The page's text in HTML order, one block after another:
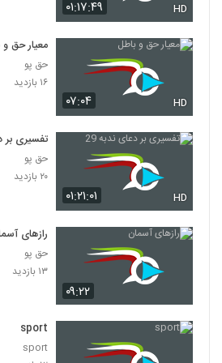
۰۱:۱۷:۴۹ HD
۰۷:۰۴ HD
معیار حق
حق پو
۱۶ بازدید
۰۱:۲۱:۰۱ HD
تفسیری بر
حق پو
۲۰ بازدید
۰۹:۲۲
رازهای
حق پو
۱۳ بازدید
sport
sport